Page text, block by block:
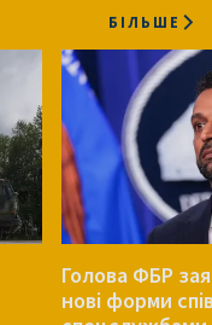
БІЛЬШЕ
Голова ФБР
нові форми